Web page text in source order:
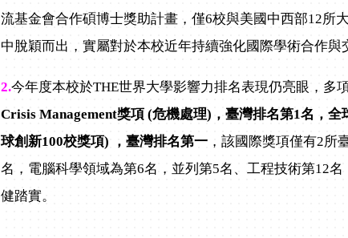
流基金會合作碩博士獎助計畫，僅6校與美國中西部12所
中脫穎而出，實屬對於本校近年持續強化國際學術合作與
2.今年度本校於THE世界大學影響力排名表現仍亮眼，多
Crisis Management獎項 (危機處理) ，臺灣排名第1名，全
球創新100校獎項) ，臺灣排名第一 ，該國際獎項僅有2所
名，電腦科學領域為第6名，並列第5名、工程技術第12
健踏實。